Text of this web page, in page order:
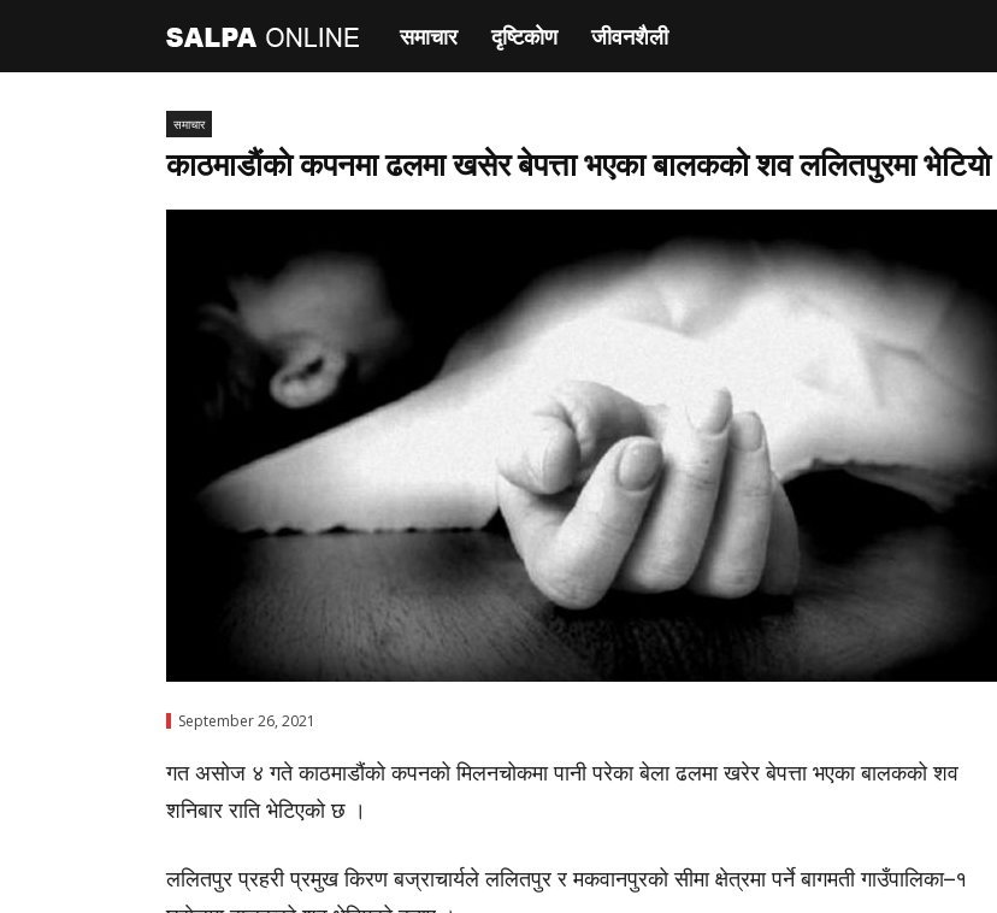
साल्पा
समाचार दृष्टिकाेण जीवनशैली
समाचार
काठमाडाैंकाे कपनमा ढलमा खसेर बेपत्ता भएका बालकको शव ललितपुरमा भेटियाे
September 26, 2021
गत असोज ४ गते काठमाडौंको कपनको मिलनचोकमा पानी परेका बेला ढलमा खरेर बेपत्ता भएका बालकको शव
शनिबार राति भेटिएको छ ।
ललितपुर प्रहरी प्रमुख किरण बज्राचार्यले ललितपुर र मकवानपुरको सीमा क्षेत्रमा पर्ने बागमती गाउँपालिका–१